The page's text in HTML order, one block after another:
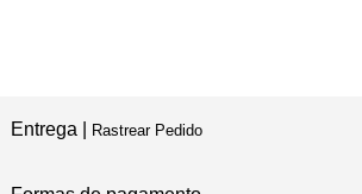
Entrega | Rastrear Pedido